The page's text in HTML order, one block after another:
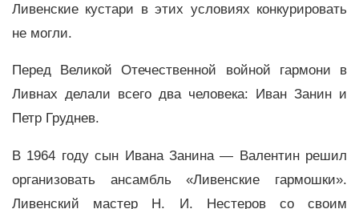
Ливенские кустари в этих условиях конкурировать
не могли.
Перед Великой Отечественной войной гармони в
Ливнах делали всего два человека: Иван Занин и
Петр Груднев.
В 1964 году сын Ивана Занина — Валентин решил
организовать ансамбль «Ливенские гармошки».
Ливенский мастер Н. И. Нестеров со своим